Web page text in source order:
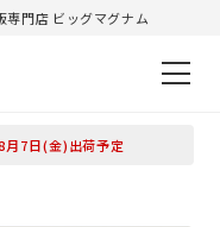
専門店 ビッグマグナム
月7日(金)出荷予定